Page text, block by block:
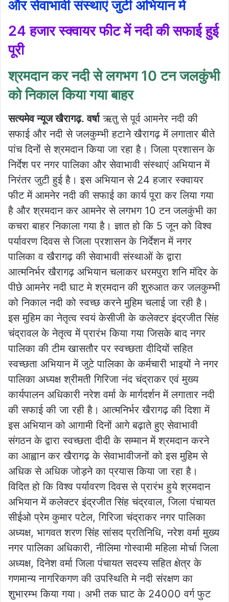
और सेवाभावी संस्थाएं जुटी अभियान में
24 हजार स्क्वायर फीट में नदी की सफाई हुई
पूरी
श्रमदान कर नदी से लगभग 10 टन जलकुंभी
को निकाल किया गया बाहर
सत्यमेव न्यूज खैरागढ़. वर्षाऋतु से पूर्व आमनेर नदी की
सफाई और नदी से जलकुम्भी हटाने खैरागढ़ में लगातार बीते
पांच दिनों से श्रमदान किया जा रहा है। जिला प्रशासन के
निर्देश पर नगर पालिका और सेवाभावी संस्थाएं अभियान में
निरंतर जुटी हुई है। इस अभियान से 24 हजार स्क्वायर
फीट में आमनेर नदी की सफाई का कार्य पूरा कर लिया गया
है और श्रमदान कर आमनेर से लगभग 10 टन जलकुंभी का
कचरा बाहर निकाला गया है। ज्ञात हो कि 5 जून को विश्व
पर्यावरण दिवस से जिला प्रशासन के निर्देशन में नगर
पालिका व खैरागढ़ की सेवाभावी संस्थाओं के द्वारा
आत्मनिर्भर खैरागढ़ अभियान चलाकर धरमपुरा शनि मंदिर के
पीछे आमनेर नदी घाट मे श्रमदान की शुरुआत कर जलकुम्भी
को निकाल नदी को स्वच्छ करने मुहिम चलाई जा रही है।
इस मुहिम का नेतृत्व स्वयं केसीजी के कलेक्टर इंद्रजीत सिंह
चंद्रावल के नेतृत्व में प्रारंभ किया गया जिसके बाद नगर
पालिका की टीम खासतौर पर स्वच्छता दीदियों सहित
स्वच्छता अभियान में जुटे पालिका के कर्मचारी भाइयों ने नगर
पालिका अध्यक्ष श्रीमती गिरिजा नंद चंद्राकर एवं मुख्य
कार्यपालन अधिकारी नरेश वर्मा के मार्गदर्शन में लगातार नदी
की सफाई की जा रही है। आत्मनिर्भर खैरागढ़ की दिशा में
इस अभियान को आगामी दिनों आगे बढ़ाते हुए सेवाभावी
संगठन के द्वारा स्वच्छता दीदी के सम्मान में श्रमदान करने
का आह्वान कर खैरागढ़ के सेवाभावीजनों को इस मुहिम से
अधिक से अधिक जोड़ने का प्रयास किया जा रहा है।
विदित हो कि विश्व पर्यावरण दिवस से प्रारंभ हुये श्रमदान
अभियान में कलेक्टर इंद्रजीत सिंह चंद्रवाल, जिला पंचायत
सीईओ प्रेम कुमार पटेल, गिरिजा चंद्राकर नगर पालिका
अध्यक्ष, भागवत शरण सिंह सांसद प्रतिनिधि, नरेश वर्मा मुख्य
नगर पालिका अधिकारी, नीलिमा गोस्वामी महिला मोर्चा जिला
अध्यक्ष, दिनेश वर्मा जिला पंचायत सदस्य सहित क्षेत्र के
गणमान्य नागरिकगण की उपस्थिति मे नदी संरक्षण का
शुभारम्भ किया गया। अभी तक घाट के 24000 वर्ग फुट